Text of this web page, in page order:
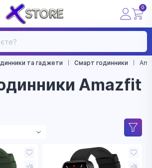
0
та гаджети Смарт годинники
Amazfit